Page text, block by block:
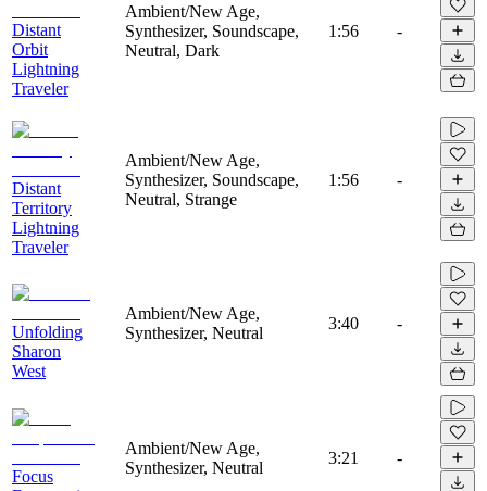
Distant
Orbit
Lightning
Traveler
Ambient/New Age,
Synthesizer, Soundscape,
Neutral, Dark
1:56 -
Distant
Territory
Lightning
Traveler
Ambient/New Age,
Synthesizer, Soundscape,
Neutral, Strange
1:56 -
Unfolding
Sharon
West
Ambient/New Age,
Synthesizer, Neutral
3:40 -
Focus
Ambient/New Age,
Synthesizer, Neutral
3:21 -